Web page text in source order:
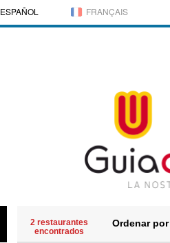
ESPAÑOL FRANÇAIS
2 restaurantes
encontrados
Ordenar por